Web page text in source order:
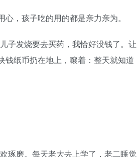
，孩子吃的用的都是亲力亲为。
子发烧要去买药，我恰好没钱了。让
钱纸币扔在地上，嚷着：整天就知道
琢磨。每天老大去上学了，老二睡觉